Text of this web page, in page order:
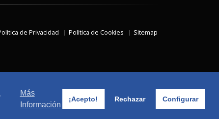
Más
Información
¡Acepto! Rechazar Configurar
de Privacidad Política de Cookies Sitemap